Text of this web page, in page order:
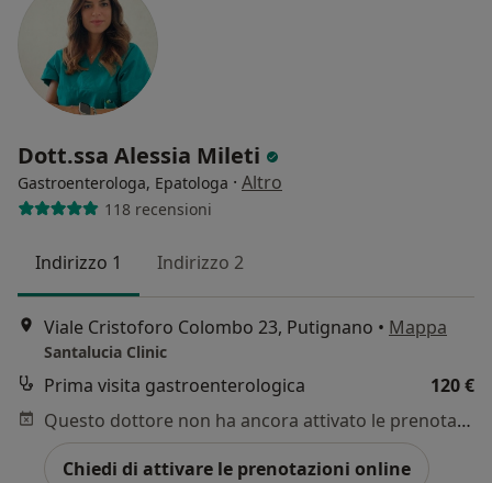
Dott.ssa Alessia Mileti
Gastroenterologa, Epatologa · Altro
118 recensioni
Indirizzo 1 Indirizzo 2
Viale Cristoforo Colombo 23, Putignano • Mappa
Santalucia Clinic
Prima visita gastroenterologica
120 €
Questo dottore non ha ancora attivato le prenotazioni online presso questo indirizzo.
Chiedi di attivare le prenotazioni online